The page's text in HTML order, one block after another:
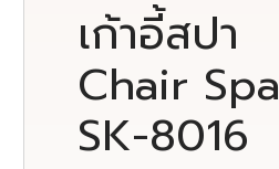
เก้าอี้สปา
Chair Spa
SK-8016